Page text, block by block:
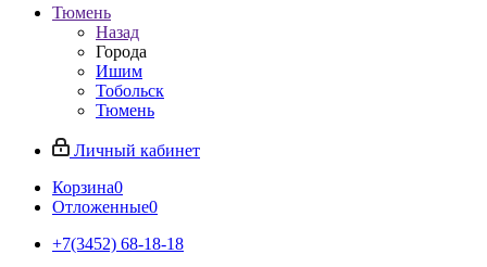
Тюмень
Назад
Города
Ишим
Тобольск
Тюмень
Личный кабинет
Корзина0
Отложенные0
+7(3452) 68-18-18